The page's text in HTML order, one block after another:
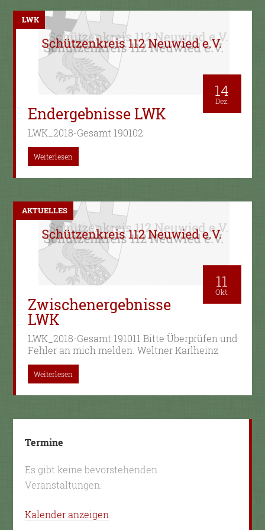
LWK
14
Dez.
Endergebnisse LWK
LWK_2018-Gesamt 190102
Weiterlesen
AKTUELLES
11
Okt.
Zwischenergebnisse
LWK
LWK_2018-Gesamt 191011 Bitte Überprüfen und
Fehler an mich melden. Weltner Karlheinz
Weiterlesen
Termine
Es gibt keine bevorstehenden
Veranstaltungen.
Kalender anzeigen